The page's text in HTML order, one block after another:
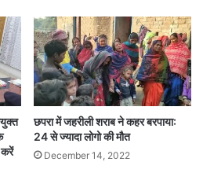
करें
छपरा में जहरीली शराब ने कहर बरपाया:
24 से ज्यादा लोगो की मौत
December 14, 2022